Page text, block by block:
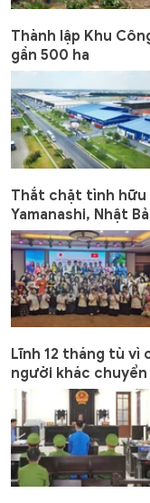
Thành lập Khu
gần 500 ha
Thắt chặt tình hữu
Yamanashi, Nhật
Lĩnh 12 tháng tù vì
người khác chuyển